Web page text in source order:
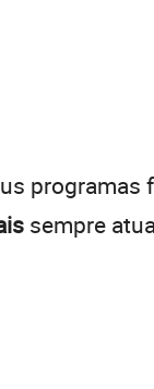
sempre